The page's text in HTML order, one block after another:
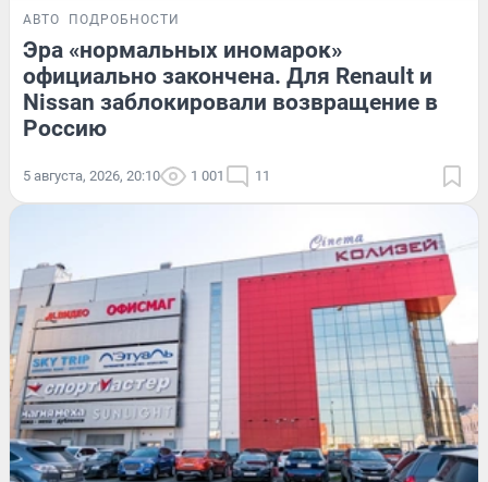
АВТО ПОДРОБНОСТИ
Эра «нормальных иномарок»
официально закончена. Для Renault и
Nissan заблокировали возвращение в
Россию
5 августа, 2026, 20:10 1 001 11